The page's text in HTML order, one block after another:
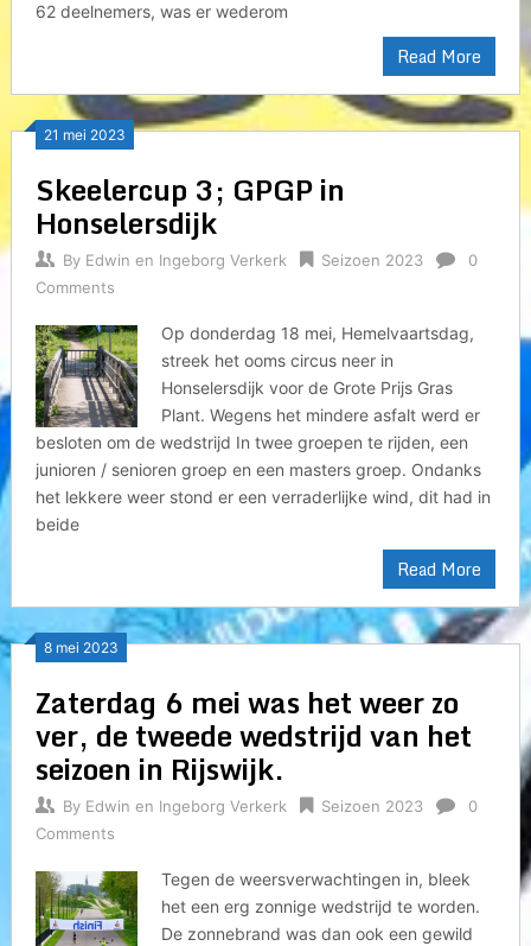
62 deelnemers, was er wederom
Read More
21 mei 2023
Skeelercup 3; GPGP in
Honselersdijk
By Edwin en Ingeborg Verkerk Seizoen 2023
0
Comments
Op donderdag 18 mei, Hemelvaartsdag,
streek het ooms circus neer in
Honselersdijk voor de Grote Prijs Gras
Plant. Wegens het mindere asfalt werd er
besloten om de wedstrijd In twee groepen te rijden, een
junioren / senioren groep en een masters groep. Ondanks
het lekkere weer stond er een verraderlijke wind, dit had in
beide
Read More
8 mei 2023
Zaterdag 6 mei was het weer zo
ver, de tweede wedstrijd van het
seizoen in Rijswijk.
By Edwin en Ingeborg Verkerk Seizoen 2023
0
Comments
Tegen de weersverwachtingen in, bleek
het een erg zonnige wedstrijd te worden.
De zonnebrand was dan ook een gewild